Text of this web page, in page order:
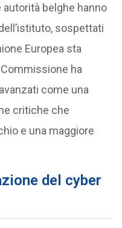
belghe hanno
sospettati
Europea sta
ha
come una
critiche che
e una maggiore
del cyber